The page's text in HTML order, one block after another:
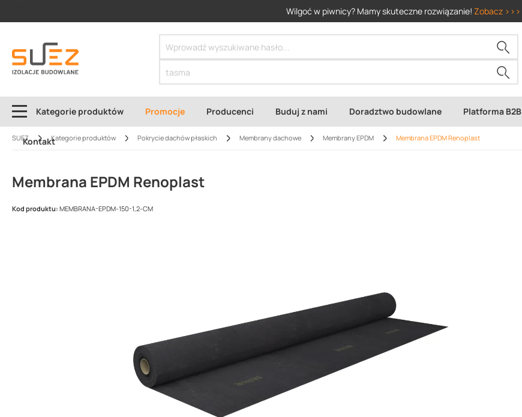
Wilgoć w piwnicy? Mamy skuteczne rozwiązanie! Zobacz >>>
Kategorie produktów Promocje Producenci Buduj z nami Doradztwo budowlane Platforma B2B
Kontakt
SUEZ Kategorie produktów Pokrycie dachów płaskich Membrany dachowe Membrany EPDM Membrana EPDM Renoplast
Membrana EPDM Renoplast
Kod produktu: MEMBRANA-EPDM-150-1,2-CM